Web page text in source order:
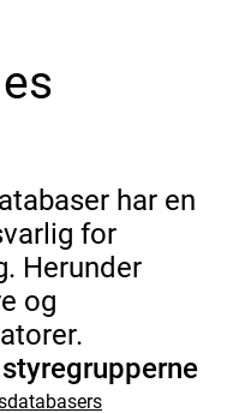
har en
for
Herunder
og